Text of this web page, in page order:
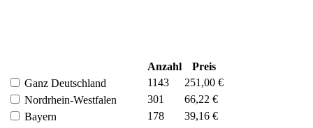
Anzahl
Preis
Ganz Deutschland
1143
251,00 €
Nordrhein-Westfalen
301
66,22 €
Bayern
178
39,16 €